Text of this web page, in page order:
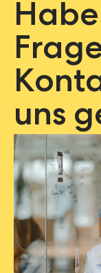
uns